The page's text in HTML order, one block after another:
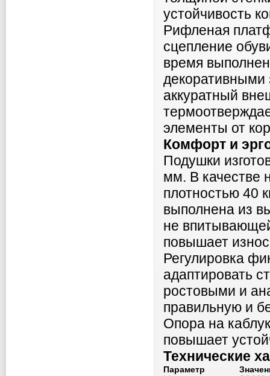
устойчивость
Рифленая
сцепление
время
аккуратный
элементы от
Комфорт и
Подушки
мм. В качестве
плотностью 40
выполнена из
не
повышает
Регулировка
адаптировать
ростовыми и
правильную и
Опора на
повышает
Технические
Параметр